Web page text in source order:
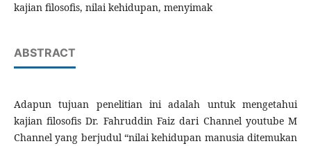
kajian filosofis, nilai kehidupan, menyimak
ABSTRACT
Adapun tujuan penelitian ini adalah untuk mengetahui
kajian filosofis Dr. Fahruddin Faiz dari Channel youtube M
Channel yang berjudul “nilai kehidupan manusia ditemukan